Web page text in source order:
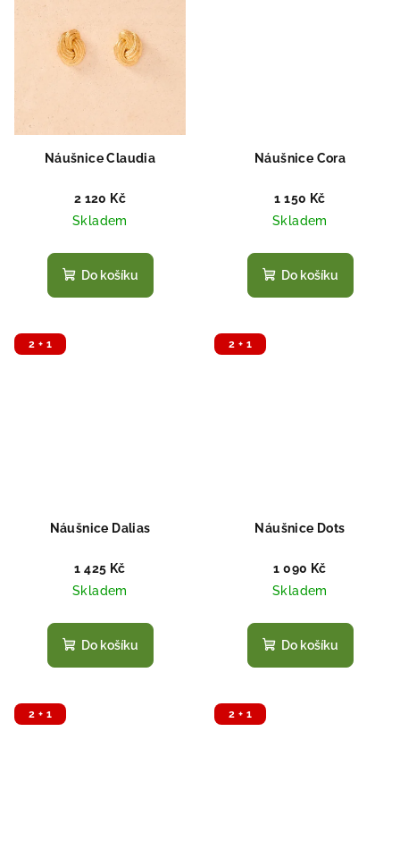
Náušnice Claudia
2 120 Kč
Skladem
Do košíku
Náušnice Cora
1 150 Kč
Skladem
Do košíku
2 + 1
Náušnice Dalias
1 425 Kč
Skladem
Do košíku
2 + 1
Náušnice Dots
1 090 Kč
Skladem
Do košíku
2 + 1 2 + 1